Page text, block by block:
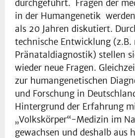
durchgeführt. Fragen der
in der Humangenetik
als 20 Jahren diskutiert.
technische Entwicklung
Pränataldiagnostik) stellen
wieder neue Fragen.
zur humangenetischen
und Forschung in
Hintergrund der Erfahrung
„Volkskörper“-Medizin im
gewachsen und deshalb aus